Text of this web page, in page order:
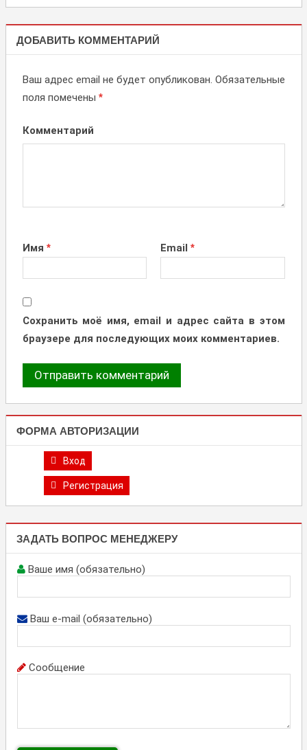
КАЛЕНДАРИ
ДОБАВИТЬ КОММЕНТАРИЙ
Ваш адрес email не будет опубликован. Обязательные
поля помечены *
Комментарий
Имя * Email *
Сохранить моё имя, email и адрес сайта в этом
браузере для последующих моих комментариев.
ФОРМА АВТОРИЗАЦИИ
Вход
Регистрация
ЗАДАТЬ ВОПРОС МЕНЕДЖЕРУ
Ваше имя (обязательно)
Ваш e-mail (обязательно)
Сообщение